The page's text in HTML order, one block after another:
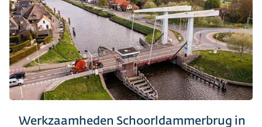
Werkzaamheden Schoorldammerbrug in